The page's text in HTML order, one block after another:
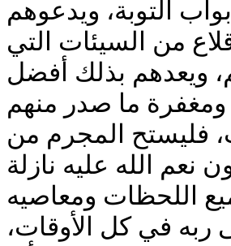
التوبة، ويدعوهم
من السيئات التي
ويعدهم بذلك أفضل
ومغفرة ما صدر منهم
فليستح المجرم من
نعم الله عليه نازلة
اللحظات ومعاصيه
ربه في كل الأوقات،